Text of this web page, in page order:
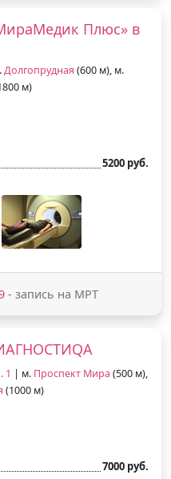
Плюс» в
Долгопрудная (600 м), м.
м)
5200 руб.
- запись на МРТ
1 | м. Проспект Мира (500 м),
(1000 м)
7000 руб.